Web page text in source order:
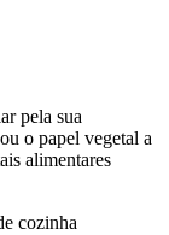
pela sua
o papel vegetal a
alimentares
cozinha